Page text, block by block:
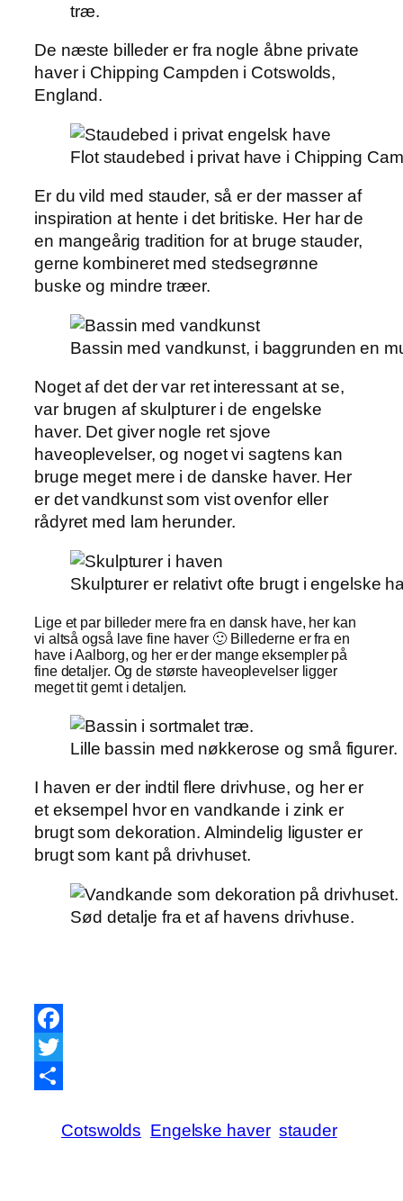
træ.
De næste billeder er fra nogle åbne private
haver i Chipping Campden i Cotswolds,
England.
Flot staudebed i privat have i Chipping
Er du vild med stauder, så er der masser af
inspiration at hente i det britiske. Her har de
en mangeårig tradition for at bruge stauder,
gerne kombineret med stedsegrønne
buske og mindre træer.
Bassin med vandkunst, i baggrunden en
Noget af det der var ret interessant at se,
var brugen af skulpturer i de engelske
haver. Det giver nogle ret sjove
haveoplevelser, og noget vi sagtens kan
bruge meget mere i de danske haver. Her
er det vandkunst som vist ovenfor eller
rådyret med lam herunder.
Skulpturer er relativt ofte brugt i engelske
Lige et par billeder mere fra en dansk have, her kan
vi altså også lave fine haver 🙂 Billederne er fra en
have i Aalborg, og her er der mange eksempler på
fine detaljer. Og de største haveoplevelser ligger
meget tit gemt i detaljen.
Lille bassin med nøkkerose og små figurer.
I haven er der indtil flere drivhuse, og her er
et eksempel hvor en vandkande i zink er
brugt som dekoration. Almindelig liguster er
brugt som kant på drivhuset.
Sød detalje fra et af havens drivhuse.
Facebook
Twitter
Cotswolds Engelske haver stauder